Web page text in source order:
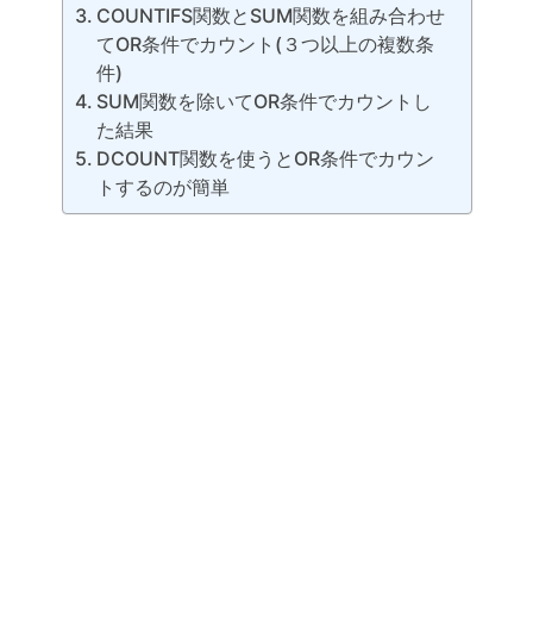
COUNTIFS関数とSUM関数を組み合わせ
てOR条件でカウント(３つ以上の複数条
件)
SUM関数を除いてOR条件でカウントし
た結果
DCOUNT関数を使うとOR条件でカウン
トするのが簡単